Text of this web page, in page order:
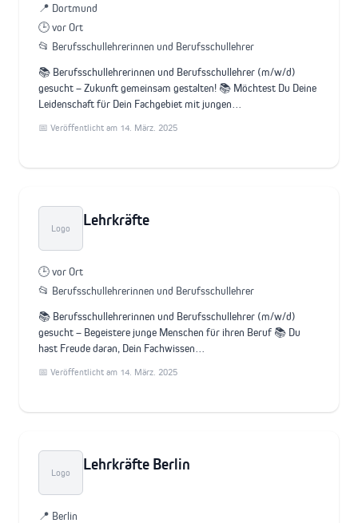
📍 Dortmund
🕒 vor Ort
📂 Berufsschullehrerinnen und Berufsschullehrer
📚 Berufsschullehrerinnen und Berufsschullehrer (m/w/d)
gesucht – Zukunft gemeinsam gestalten! 📚 Möchtest Du Deine
Leidenschaft für Dein Fachgebiet mit jungen…
📅 Veröffentlicht am 14. März. 2025
Logo Lehrkräfte
🕒 vor Ort
📂 Berufsschullehrerinnen und Berufsschullehrer
📚 Berufsschullehrerinnen und Berufsschullehrer (m/w/d)
gesucht – Begeistere junge Menschen für ihren Beruf 📚 Du
hast Freude daran, Dein Fachwissen…
📅 Veröffentlicht am 14. März. 2025
Logo Lehrkräfte Berlin
📍 Berlin